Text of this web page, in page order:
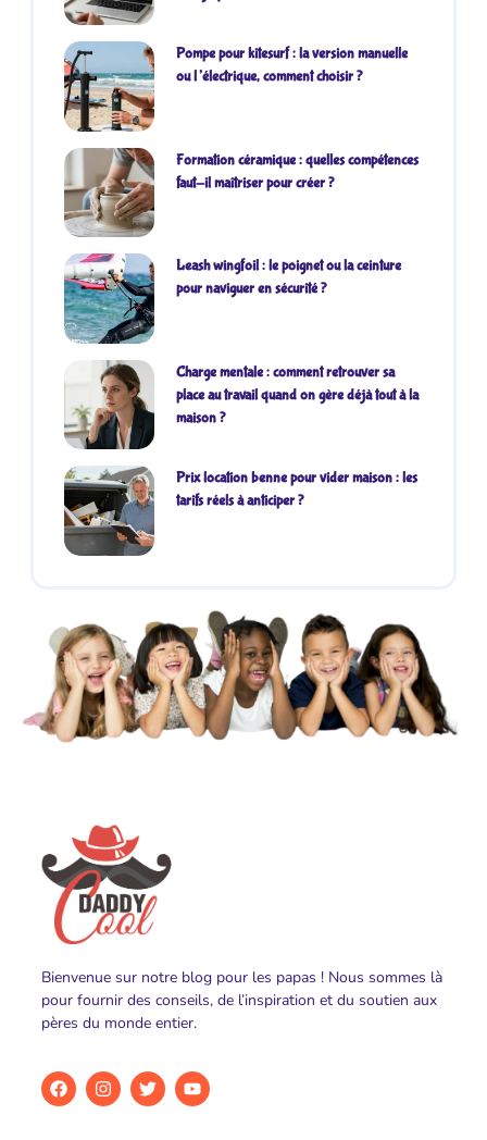
Pompe pour kitesurf : la version manuelle
ou l’électrique, comment choisir ?
Formation céramique : quelles compétences
faut-il maîtriser pour créer ?
Leash wingfoil : le poignet ou la ceinture
pour naviguer en sécurité ?
Charge mentale : comment retrouver sa
place au travail quand on gère déjà tout à la
maison ?
Prix location benne pour vider maison : les
tarifs réels à anticiper ?
Bienvenue sur notre blog pour les papas ! Nous sommes là
pour fournir des conseils, de l’inspiration et du soutien aux
pères du monde entier.